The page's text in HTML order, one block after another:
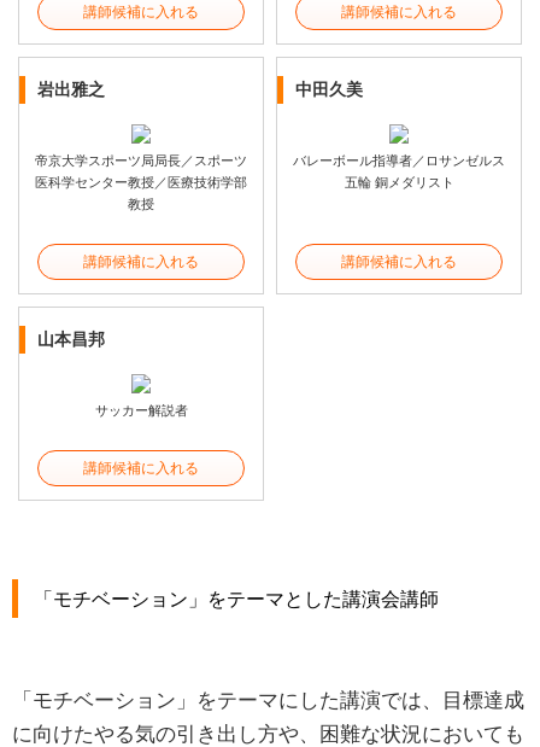
講師候補に入れる 講師候補に入れる
岩出雅之
帝京大学スポーツ局局長／スポーツ
医科学センター教授／医療技術学部
教授
講師候補に入れる
中田久美
バレーボール指導者／ロサンゼルス
五輪 銅メダリスト
講師候補に入れる
山本昌邦
サッカー解説者
講師候補に入れる
「モチベーション」をテーマとした講演会講師
「モチベーション」をテーマにした講演では、目標達成
に向けたやる気の引き出し方や、困難な状況においても